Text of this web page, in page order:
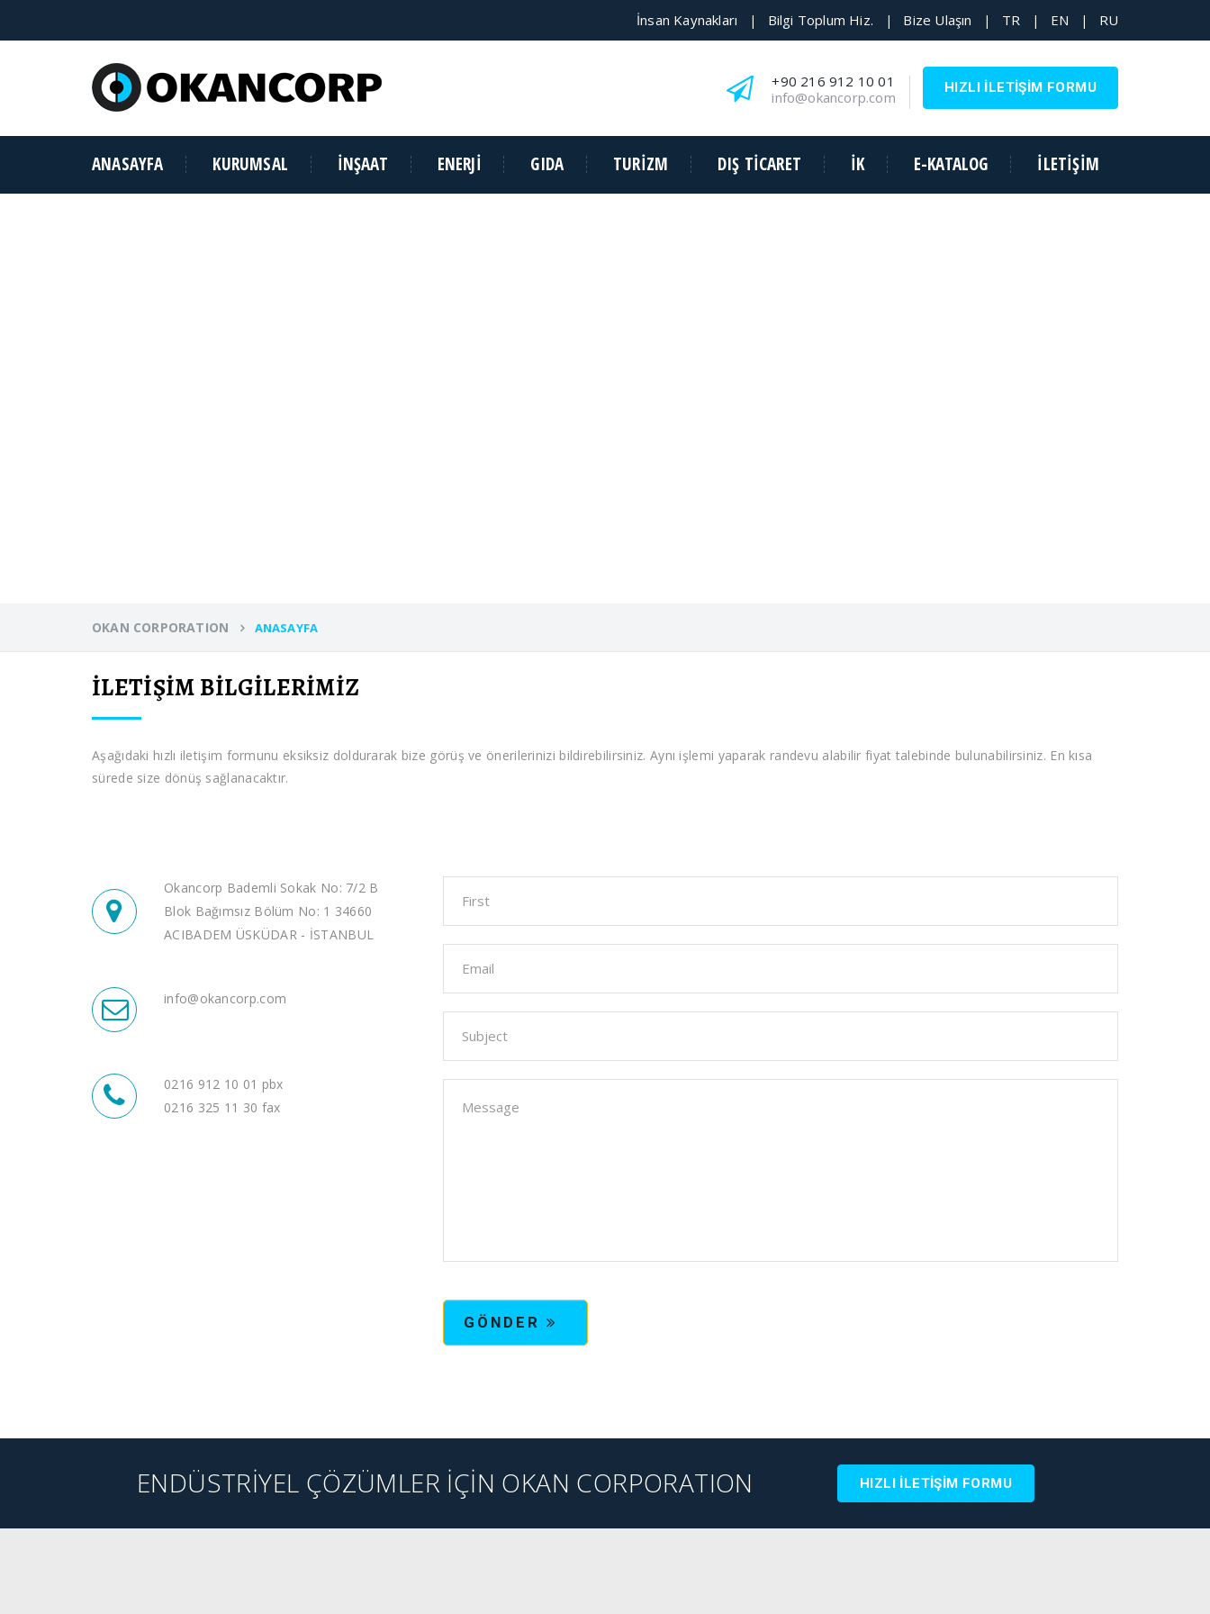
İnsan Kaynakları | Bilgi Toplum Hiz. | Bize Ulaşın | TR | EN | RU
HIZLI İLETİŞİM FORMU
+90 216 912 10 01
info@okancorp.com
ANASAYFA KURUMSAL İNŞAAT ENERJİ GIDA TURİZM DIŞ TİCARET İK E-KATALOG İLETİŞİM
OKAN CORPORATION ANASAYFA
İLETİŞİM BİLGİLERİMİZ
Aşağıdaki hızlı iletişim formunu eksiksiz doldurarak bize görüş ve önerilerinizi bildirebilirsiniz. Aynı işlemi yaparak randevu alabilir fiyat talebinde bulunabilirsiniz. En kısa
sürede size dönüş sağlanacaktır.
Okancorp Bademli Sokak No: 7/2 B
Blok Bağımsız Bölüm No: 1 34660
ACIBADEM ÜSKÜDAR - İSTANBUL
info@okancorp.com
0216 912 10 01 pbx
0216 325 11 30 fax
GÖNDER
ENDÜSTRİYEL ÇÖZÜMLER İÇİN OKAN CORPORATION HIZLI İLETİŞİM FORMU